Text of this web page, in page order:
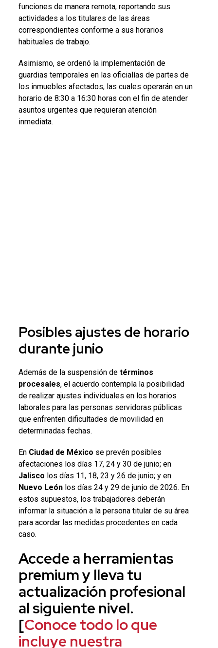
funciones de manera remota, reportando sus
actividades a los titulares de las áreas
correspondientes conforme a sus horarios
habituales de trabajo.
Asimismo, se ordenó la implementación de
guardias temporales en las oficialías de partes de
los inmuebles afectados, las cuales operarán en un
horario de 8:30 a 16:30 horas con el fin de atender
asuntos urgentes que requieran atención
inmediata.
Posibles ajustes de horario
durante junio
Además de la suspensión de términos
procesales, el acuerdo contempla la posibilidad
de realizar ajustes individuales en los horarios
laborales para las personas servidoras públicas
que enfrenten dificultades de movilidad en
determinadas fechas.
En Ciudad de México se prevén posibles
afectaciones los días 17, 24 y 30 de junio; en
Jalisco los días 11, 18, 23 y 26 de junio; y en
Nuevo Leónlos días 24 y 29 de junio de 2026. En
estos supuestos, los trabajadores deberán
informar la situación a la persona titular de su área
para acordar las medidas procedentes en cada
caso.
Accede a herramientas
premium y lleva tu
actualización profesional
al siguiente nivel.
[Conoce todo lo que
incluye nuestra